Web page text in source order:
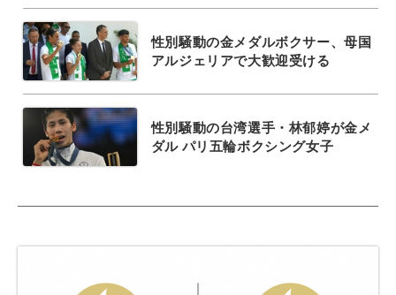
性別騒動の金メダルボクサー、母国
アルジェリアで大歓迎受ける
性別騒動の台湾選手・林郁婷が金メ
ダル パリ五輪ボクシング女子